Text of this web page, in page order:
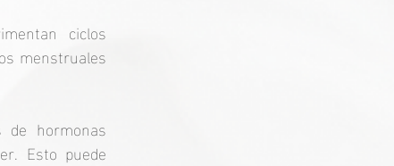
ciclos
menstruales
de hormonas
Esto puede